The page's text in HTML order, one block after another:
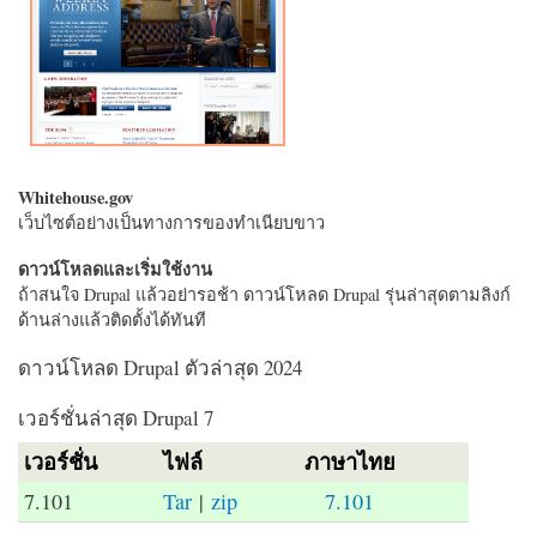
Whitehouse.gov
เว็บไซต์อย่างเป็นทางการของทำเนียบขาว
ดาวน์โหลดและเริ่มใช้งาน
ถ้าสนใจ Drupal แล้วอย่ารอช้า ดาวน์โหลด Drupal รุ่นล่าสุดตามลิงก์
ด้านล่างแล้วติดตั้งได้ทันที
ดาวน์โหลด Drupal ตัวล่าสุด 2024
เวอร์ชั่นล่าสุด Drupal 7
เวอร์ชั่น ไฟล์ ภาษาไทย
7.101 Tar |zip 7.101